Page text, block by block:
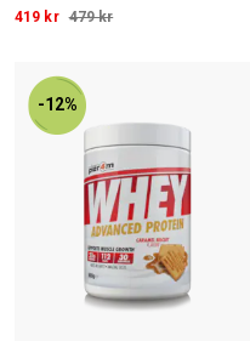
419 kr 479 kr
-12%